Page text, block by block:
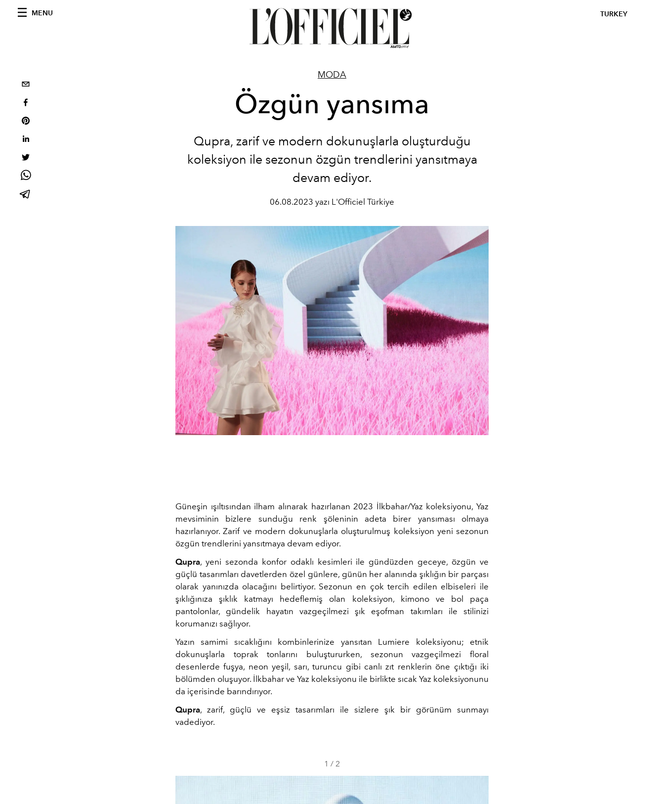
MENU TURKEY
MODA
Özgün yansıma
Qupra, zarif ve modern dokunuşlarla oluşturduğu
koleksiyon ile sezonun özgün trendlerini yansıtmaya
devam ediyor.
06.08.2023 yazı L'Officiel Türkiye
Güneşin ışıltısından ilham alınarak hazırlanan 2023 İlkbahar/Yaz koleksiyonu, Yaz
mevsiminin bizlere sunduğu renk şöleninin adeta birer yansıması olmaya
hazırlanıyor. Zarif ve modern dokunuşlarla oluşturulmuş koleksiyon yeni sezonun
özgün trendlerini yansıtmaya devam ediyor.
Qupra, yeni sezonda konfor odaklı kesimleri ile gündüzden geceye, özgün ve
güçlü tasarımları davetlerden özel günlere, günün her alanında şıklığın bir parçası
olarak yanınızda olacağını belirtiyor. Sezonun en çok tercih edilen elbiseleri ile
şıklığınıza şıklık katmayı hedeflemiş olan koleksiyon, kimono ve bol paça
pantolonlar, gündelik hayatın vazgeçilmezi şık eşofman takımları ile stilinizi
korumanızı sağlıyor.
Yazın samimi sıcaklığını kombinlerinize yansıtan Lumiere koleksiyonu; etnik
dokunuşlarla toprak tonlarını buluştururken, sezonun vazgeçilmezi floral
desenlerde fuşya, neon yeşil, sarı, turuncu gibi canlı zıt renklerin öne çıktığı iki
bölümden oluşuyor. İlkbahar ve Yaz koleksiyonu ile birlikte sıcak Yaz koleksiyonunu
da içerisinde barındırıyor.
Qupra, zarif, güçlü ve eşsiz tasarımları ile sizlere şık bir görünüm sunmayı
vadediyor.
1 / 2